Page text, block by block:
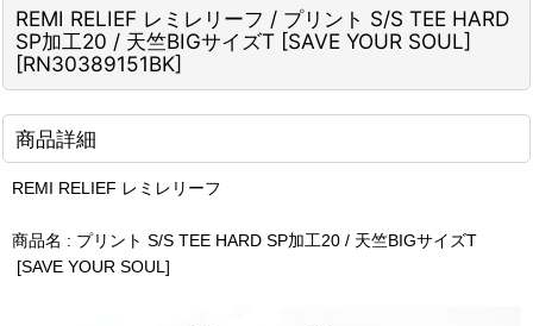
REMI RELIEF レミレリーフ / プリント S/S TEE HARD
SP加工20 / 天竺BIGサイズT [SAVE YOUR SOUL]
[RN30389151BK]
商品詳細
REMI RELIEF レミレリーフ
商品名 : プリント S/S TEE HARD SP加工20 / 天竺BIGサイズT
[SAVE YOUR SOUL]